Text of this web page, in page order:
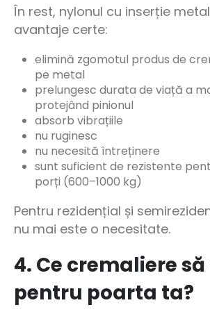
În rest, nylonul cu inserție
avantaje certe:
elimină zgomotul produs de
pe metal
prelungesc durata de viață a
protejând pinionul
absorb vibrațiile
nu ruginesc
nu necesită întreținere
sunt suficient de rezistente
porți (600–1000 kg)
Pentru rezidențial și
nu mai este o necesitate.
4. Ce cremaliere
pentru poarta ta?